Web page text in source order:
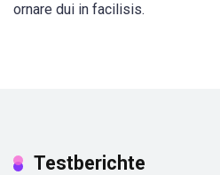
ornare dui in facilisis.
Testberichte